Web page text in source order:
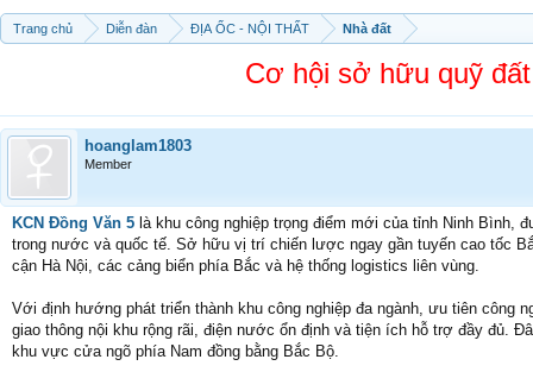
Trang chủ Diễn đàn ĐỊA ỐC - NỘI THẤT Nhà đất
Cơ hội sở hữu quỹ
hoanglam1803
Member
KCN Đồng Văn 5 là khu công nghiệp trọng điểm mới của tỉnh Ninh Bình,
trong nước và quốc tế. Sở hữu vị trí chiến lược ngay gần tuyến cao tốc
cận Hà Nội, các cảng biển phía Bắc và hệ thống logistics liên vùng.
Với định hướng phát triển thành khu công nghiệp đa ngành, ưu tiên công
giao thông nội khu rộng rãi, điện nước ổn định và tiện ích hỗ trợ đầy đủ.
khu vực cửa ngõ phía Nam đồng bằng Bắc Bộ.